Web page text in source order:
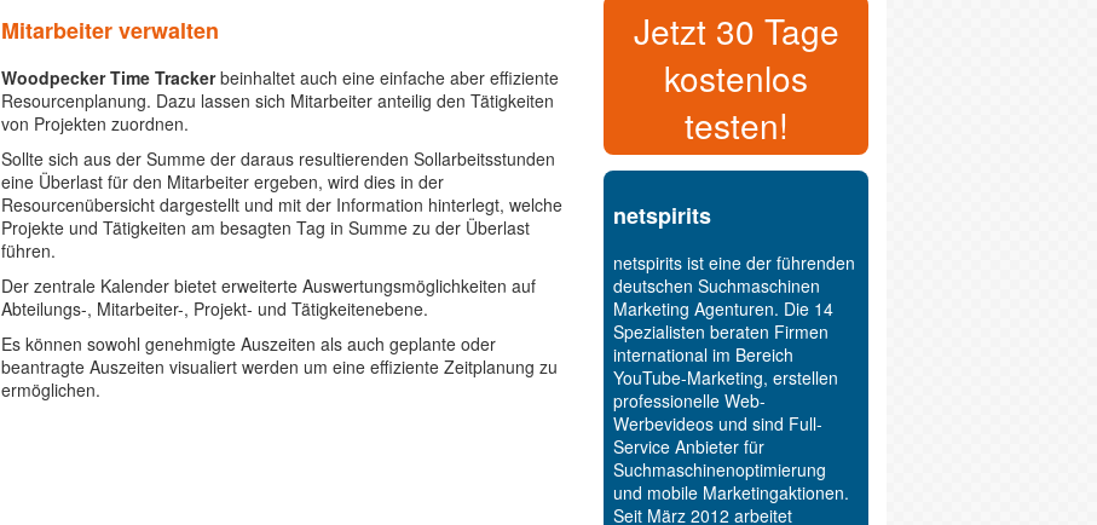
Mitarbeiter verwalten
Woodpecker Time Trackerbeinhaltet auch eine einfache aber effiziente
Resourcenplanung. Dazu lassen sich Mitarbeiter anteilig den Tätigkeiten
von Projekten zuordnen.
Sollte sich aus der Summe der daraus resultierenden Sollarbeitsstunden
eine Überlast für den Mitarbeiter ergeben, wird dies in der
Resourcenübersicht dargestellt und mit der Information hinterlegt, welche
Projekte und Tätigkeiten am besagten Tag in Summe zu der Überlast
führen.
Der zentrale Kalender bietet erweiterte Auswertungsmöglichkeiten auf
Abteilungs-, Mitarbeiter-, Projekt- und Tätigkeitenebene.
Es können sowohl genehmigte Auszeiten als auch geplante oder
beantragte Auszeiten visualiert werden um eine effiziente Zeitplanung zu
ermöglichen.
Jetzt 30 Tage
kostenlos
testen!
netspirits
netspirits ist eine der führenden
deutschen Suchmaschinen
Marketing Agenturen. Die 14
Spezialisten beraten Firmen
international im Bereich
YouTube-Marketing, erstellen
professionelle Web-
Werbevideos und sind Full-
Service Anbieter für
Suchmaschinenoptimierung
und mobile Marketingaktionen.
Seit März 2012 arbeitet